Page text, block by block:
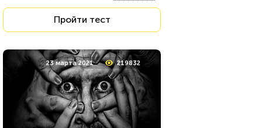
Пройти тест
23 марта 2021 219832